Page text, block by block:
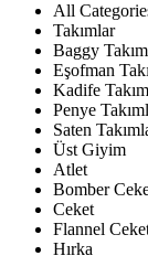
All
Takımlar
Baggy
Eşofman
Kadife
Penye
Saten
Üst Giyim
Atlet
Bomber
Ceket
Flannel
Hırka